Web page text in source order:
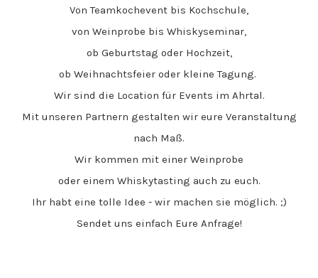
Von Teamkochevent bis Kochschule,
von Weinprobe bis Whiskyseminar,
ob Geburtstag oder Hochzeit,
ob Weihnachtsfeier oder kleine Tagung.
Wir sind die Location für Events im Ahrtal.
Mit unseren Partnern gestalten wir eure Veranstaltung
nach Maß.
Wir kommen mit einer Weinprobe
oder einem Whiskytasting auch zu euch.
Ihr habt eine tolle Idee - wir machen sie möglich. ;)
Sendet uns einfach Eure Anfrage!